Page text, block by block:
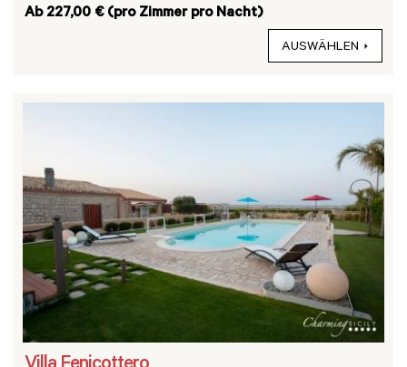
Ab 227,00 € (pro Zimmer pro Nacht)
AUSWÄHLEN